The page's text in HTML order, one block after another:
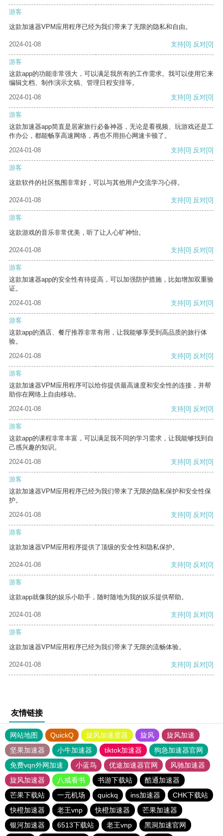
游客
这款加速器VPM应用程序已经为我们带来了无限的隐私和自由。
2024-01-08 支持[0] 反对[0]
游客
这款app的功能非常强大，可以满足我所有的工作需求。我可以使用它来
编辑文档、制作演示文稿、管理日程安排等。
2024-01-08
支持[0] 反对[0]
游客
这款加速器app简直是居家旅行必备神器，无论是看视频、玩游戏还是工
作办公，都能畅享高速网络，再也不用担心网速卡顿了。
2024-01-08
支持[0] 反对[0]
游客
这款软件的社区氛围非常好，可以与其他用户交流学习心得。
2024-01-08 支持[0] 反对[0]
游客
这款游戏的音乐非常优美，听了让人心旷神怡。
2024-01-08 支持[0] 反对[0]
游客
这款加速器app的安全性有待提高，可以加强防护措施，比如增加双重验
证。
2024-01-08
支持[0] 反对[0]
游客
这款app的酒店、餐厅推荐非常有用，让我能够享受到高品质的旅行体
验。
2024-01-08
支持[0] 反对[0]
游客
这款加速器VPM应用程序可以给你提供最高速度和安全性的连接，并帮
助你在网络上自由移动。
2024-01-08
支持[0] 反对[0]
游客
这款app的课程非常丰富，可以满足我不同的学习需求，让我能够找到自
己感兴趣的知识。
2024-01-08
支持[0] 反对[0]
游客
这款加速器VPM应用程序已经为我们带来了无限的隐私保护和安全性保
护。
2024-01-08
支持[0] 反对[0]
游客
这款加速器VPM应用程序提供了顶级的安全性和隐私保护。
2024-01-08 支持[0] 反对[0]
游客
这款app就像我的娱乐小助手，随时随地为我的娱乐提供帮助。
2024-01-08 支持[0] 反对[0]
游客
这款加速器VPM应用程序已经为我们带来了无限的流畅体验。
2024-01-08 支持[0] 反对[0]
友情链接
网站地图 QuickQ 旋风加速度器 旋风
旋风加速
坚果加速器
小牛加速器 tiktok加速器
狗急加速器官网
免费vqn外网加速
小蓝鸟 优途加速器官网
风驰加速器
旋风加速器
八戒看书 书游下载站
酷通加速器
芒果下载站
一元机场 quickq ins加速器
CHK下载站
快橙加速器
老王vnp 快橙加速器
芒果加速器
银河加速器
6513下载站 老王vnp 黑洞加速官网